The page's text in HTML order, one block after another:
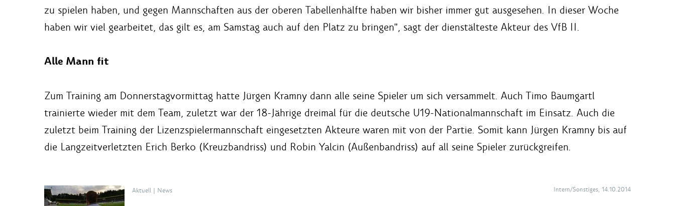
zu spielen haben, und gegen Mannschaften aus der oberen Tabellenhälfte haben wir bisher immer gut ausgesehen. In dieser Woche
haben wir viel gearbeitet, das gilt es, am Samstag auch auf den Platz zu bringen", sagt der dienstälteste Akteur des VfB II.
Alle Mann fit
Zum Training am Donnerstagvormittag hatte Jürgen Kramny dann alle seine Spieler um sich versammelt. Auch Timo Baumgartl
trainierte wieder mit dem Team, zuletzt war der 18-Jährige dreimal für die deutsche U19-Nationalmannschaft im Einsatz. Auch die
zuletzt beim Training der Lizenzspielermannschaft eingesetzten Akteure waren mit von der Partie. Somit kann Jürgen Kramny bis auf
die Langzeitverletzten Erich Berko (Kreuzbandriss) und Robin Yalcin (Außenbandriss) auf all seine Spieler zurückgreifen.
Aktuell | News Intern/Sonstiges, 14.10.2014